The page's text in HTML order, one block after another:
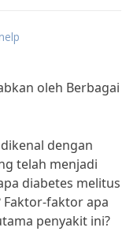
oleh Berbagai
dengan
telah menjadi
diabetes melitus
faktor apa
penyakit ini?